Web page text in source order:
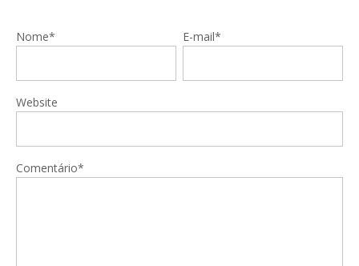
Nome* E-mail*
Website
Comentário*